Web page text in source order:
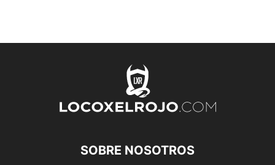
SOBRE NOSOTROS